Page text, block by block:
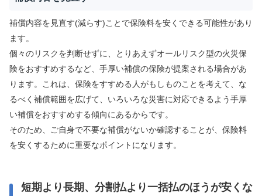
補償内容を見直す(減らす)ことで保険料を安くできる可能性があり
ます。
個々のリスクを判断せずに、とりあえずオールリスク型の火災保
険をおすすめするなど、手厚い補償の保険が提案される場合があ
ります。これは、保険をすすめる人がもしものことを考えて、な
るべく補償範囲を広げて、いろいろな災害に対応できるよう手厚
い補償をおすすめする傾向にあるからです。
そのため、ご自身で不要な補償がないか確認することが、保険料
を安くするために重要なポイントになります。
短期より長期、分割払より一括払のほうが安くな